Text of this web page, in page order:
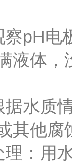
电极
液体，
质情
其他腐
用水